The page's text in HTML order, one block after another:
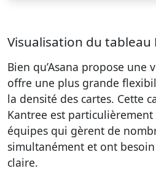
Visualisation du tableau
Bien qu’Asana propose une
offre une plus grande
la densité des cartes. Cette
Kantree est
équipes qui gèrent de
simultanément et ont besoin
claire.